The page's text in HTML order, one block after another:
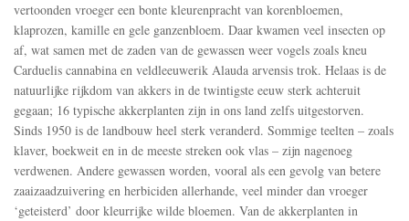
verdwijnt
door
het
gebruik
van
herbiciden
vertoonden vroeger een bonte kleurenpracht van korenbloemen,
klaprozen, kamille en gele ganzenbloem. Daar kwamen veel insecten op
af, wat samen met de zaden van de gewassen weer vogels zoals kneu
Carduelis cannabina en veldleeuwerik Alauda arvensis trok. Helaas is de
natuurlijke rijkdom van akkers in de twintigste eeuw sterk achteruit
gegaan; 16 typische akkerplanten zijn in ons land zelfs uitgestorven.
Sinds 1950 is de landbouw heel sterk veranderd. Sommige teelten – zoals
klaver, boekweit en in de meeste streken ook vlas – zijn nagenoeg
verdwenen. Andere gewassen worden, vooral als een gevolg van betere
zaaizaadzuivering en herbiciden allerhande, veel minder dan vroeger
‘geteisterd’ door kleurrijke wilde bloemen. Van de akkerplanten in